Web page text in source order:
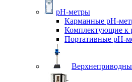
pH-метры
Карманные pH-
Комплектующие к
Портативные pH-